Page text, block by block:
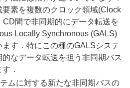
素を複数のクロック領域(Clock
CD間で非同期的にデータ転送を
Locally Synchronous (GALS)
す．特にこの種のGALSシステ
なデータ転送を担う非同期バス
．​
ムに対する新たな非同期バスの